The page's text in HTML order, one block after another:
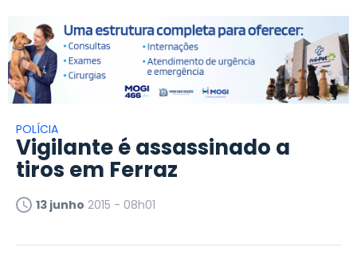
POLÍCIA
Vigilante é assassinado a
tiros em Ferraz
13 junho 2015 - 08h01